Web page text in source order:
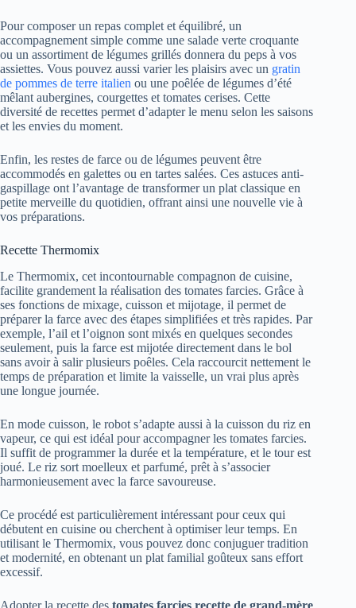
Pour composer un repas complet et équilibré, un
accompagnement simple comme une salade verte croquante
ou un assortiment de légumes grillés donnera du peps à vos
assiettes. Vous pouvez aussi varier les plaisirs avec un gratin
de pommes de terre italien ou une poêlée de légumes d’été
mêlant aubergines, courgettes et tomates cerises. Cette
diversité de recettes permet d’adapter le menu selon les saisons
et les envies du moment.
Enfin, les restes de farce ou de légumes peuvent être
accommodés en galettes ou en tartes salées. Ces astuces anti-
gaspillage ont l’avantage de transformer un plat classique en
petite merveille du quotidien, offrant ainsi une nouvelle vie à
vos préparations.
Recette Thermomix
Le Thermomix, cet incontournable compagnon de cuisine,
facilite grandement la réalisation des tomates farcies. Grâce à
ses fonctions de mixage, cuisson et mijotage, il permet de
préparer la farce avec des étapes simplifiées et très rapides. Par
exemple, l’ail et l’oignon sont mixés en quelques secondes
seulement, puis la farce est mijotée directement dans le bol
sans avoir à salir plusieurs poêles. Cela raccourcit nettement le
temps de préparation et limite la vaisselle, un vrai plus après
une longue journée.
En mode cuisson, le robot s’adapte aussi à la cuisson du riz en
vapeur, ce qui est idéal pour accompagner les tomates farcies.
Il suffit de programmer la durée et la température, et le tour est
joué. Le riz sort moelleux et parfumé, prêt à s’associer
harmonieusement avec la farce savoureuse.
Ce procédé est particulièrement intéressant pour ceux qui
débutent en cuisine ou cherchent à optimiser leur temps. En
utilisant le Thermomix, vous pouvez donc conjuguer tradition
et modernité, en obtenant un plat familial goûteux sans effort
excessif.
Adopter la recette des tomates farcies recette de grand-mère